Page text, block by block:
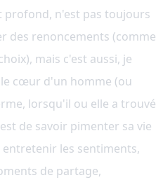
n'est pas toujours
des renoncements (comme
mais c'est aussi, je
cœur d'un homme (ou
lorsqu'il ou elle a trouvé
de savoir pimenter sa vie
entretenir les sentiments,
de partage,